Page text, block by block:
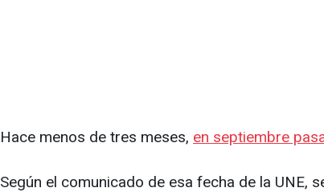
Hace menos de tres meses, en septiembre
Según el comunicado de esa fecha de la UNE,